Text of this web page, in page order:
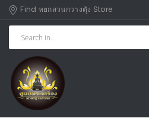
Find หยกสวนกวางตุัง Store